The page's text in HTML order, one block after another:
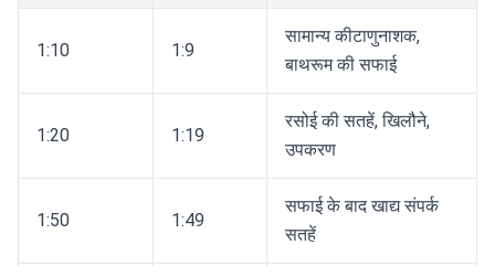
1:10 1:9
सामान्य कीटाणुनाशक,
बाथरूम की सफाई
1:20 1:19
रसोई की सतहें, खिलौने,
उपकरण
1:50 1:49
सफाई के बाद खाद्य संपर्क
सतहें